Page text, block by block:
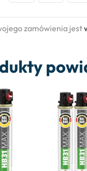
zamówienia jest